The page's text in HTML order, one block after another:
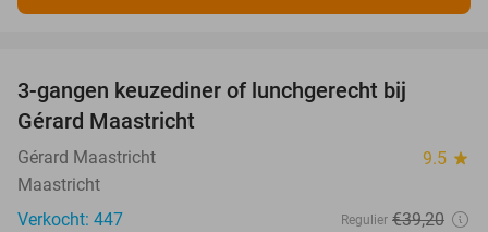
3-gangen keuzediner of lunchgerecht bij
Gérard Maastricht
Gérard Maastricht 9.5 star
Maastricht
Verkocht: 447
Regulier €39,20